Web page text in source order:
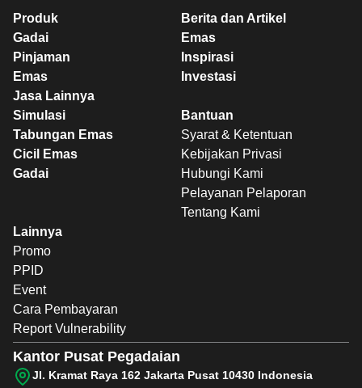
Produk
Gadai
Pinjaman
Emas
Jasa Lainnya
Berita dan Artikel
Emas
Inspirasi
Investasi
Simulasi
Tabungan Emas
Cicil Emas
Gadai
Bantuan
Syarat & Ketentuan
Kebijakan Privasi
Hubungi Kami
Pelayanan Pelaporan
Tentang Kami
Lainnya
Promo
PPID
Event
Cara Pembayaran
Report Vulnerability
Kantor Pusat Pegadaian
Jl. Kramat Raya 162 Jakarta Pusat 10430 Indonesia